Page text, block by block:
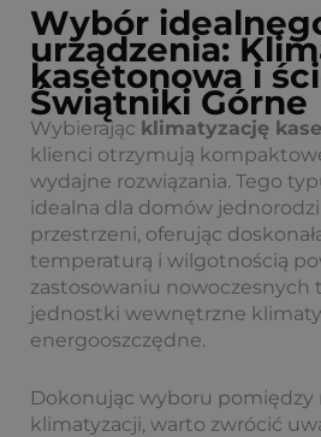
Wybór
urządzenia:
kasetonowa i
Świątniki Górne
Wybierając klimatyzację
klienci otrzymują
wydajne rozwiązania. Tego
idealna dla domów
przestrzeni, oferując
temperaturą i wilgotnością
zastosowaniu nowoczesnych
jednostki wewnętrzne
energooszczędne.
Dokonując wyboru pomiędzy
klimatyzacji, warto zwrócić